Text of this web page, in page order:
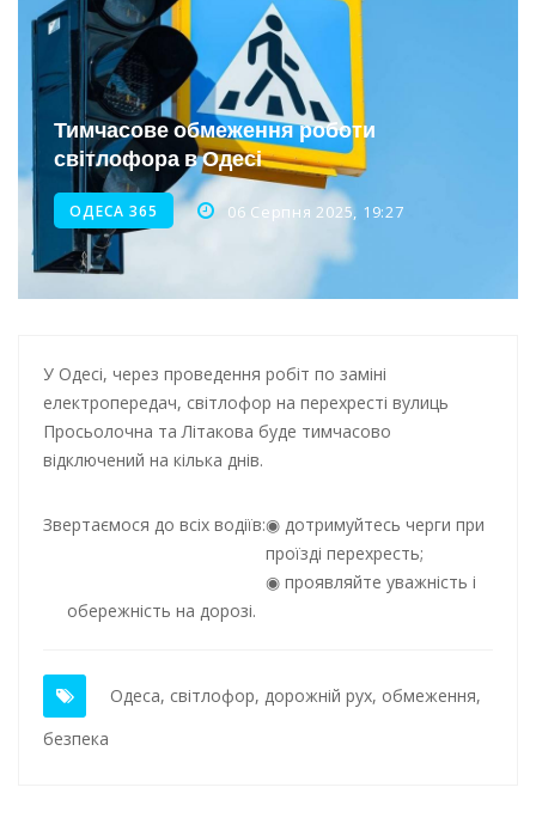
Інтеграція ветеранів в українське суспільство
Нічна атака на Одесу: наслідки обстрілу
Енергетична підтримка для Одеси
Тимчасове обмеження роботи
світлофора в Одесі
ОДЕСА 365 06 Серпня 2025, 19:27
У Одесі, через проведення робіт по заміні
електропередач, світлофор на перехресті вулиць
Просьолочна та Літакова буде тимчасово
відключений на кілька днів.
Звертаємося до всіх водіїв:
дотримуйтесь черги при
проїзді перехресть;
проявляйте уважність і
обережність на дорозі.
Одеса, світлофор, дорожній рух, обмеження,
безпека